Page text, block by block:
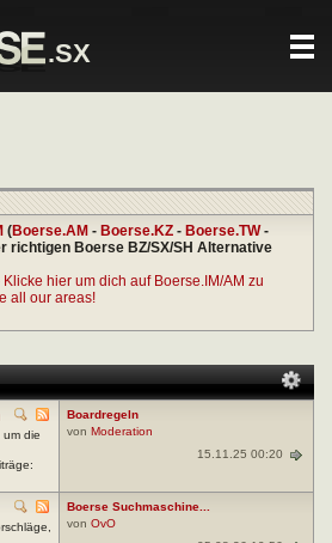
.SX
(Boerse.AM - Boerse.KZ - Boerse.TW-
richtigen Boerse BZ/SX/SH Alternative
hier um dich auf Boerse.IM/AM zu
all our areas!
um die
Boardregeln
von Moderation
15.11.25 00:20
Boerse Suchmaschine...
von OvO